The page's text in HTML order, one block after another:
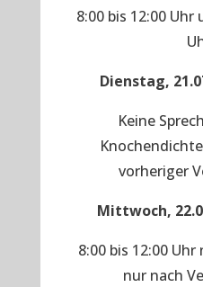
8:00 bis 12:00 Uhr
Dienstag,
Keine
vorheriger
Mittwoch,
8:00 bis 12:00
nur nach